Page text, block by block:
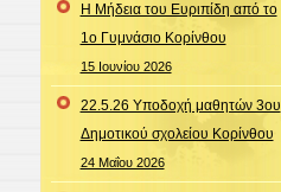
Η Μήδεια του Ευριπίδη από το
1ο Γυμνάσιο Κορίνθου
15 Ιουνίου 2026
22.5.26 Υποδοχή μαθητών 3ου
Δημοτικού σχολείου Κορίνθου
24 Μαΐου 2026